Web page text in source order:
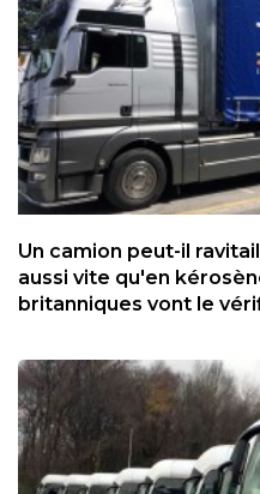
Un camion peut-il
aussi vite qu'en
britanniques vont le